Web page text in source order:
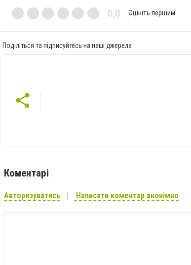
0,0 Оцініть першим
Поділіться та підписуйтесь на наші джерела
Коментарі
Авторизуватись Написати коментар анонімно